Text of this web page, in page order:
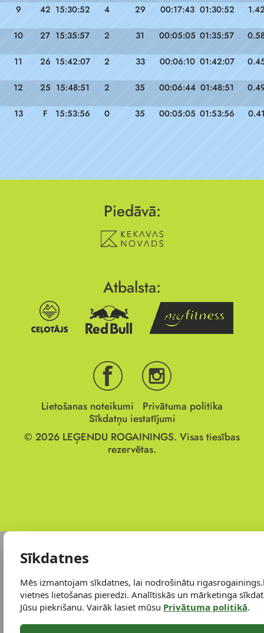
9 42 15:30:52 4 29 00:17:43 01:30:52
10 27 15:35:57 2 31 00:05:05 01:35:57
11 26 15:42:07 2 33 00:06:10 01:42:07
12 25 15:48:51 2 35 00:06:44 01:48:51
13 F 15:53:56 0 35 00:05:05 01:53:56
Piedāvā:
Atbalsta:
Lietošanas noteikumi
Privātuma politika
Sīkdatņu iestatījumi
© 2026 LEĢENDU ROGAININGS. Visas tiesības
rezervētas.
Sīkdatnes
Mēs izmantojam sīkdatnes, lai nodrošinātu
vietnes lietošanas pieredzi. Analītiskās un mārketinga
Jūsu piekrišanu. Vairāk lasiet mūsu Privātuma politikā.